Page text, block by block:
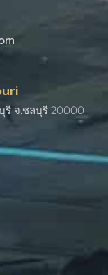
รี จ.ชลบุรี 20000​